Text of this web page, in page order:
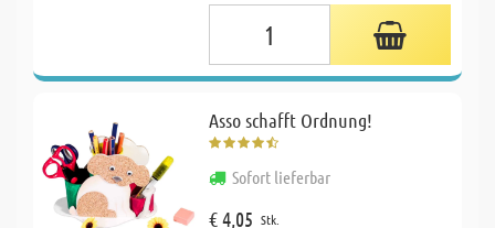
Asso schafft Ordnung!
Sofort lieferbar
€ 4,05 Stk.